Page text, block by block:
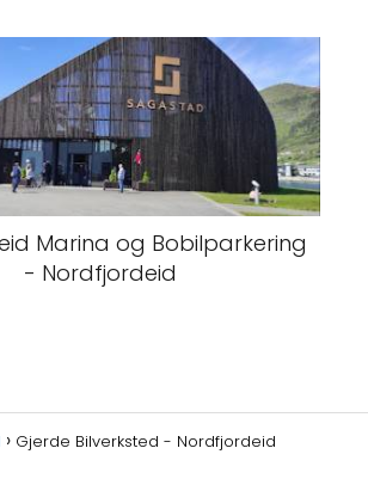
Marina og Bobilparkering
- Nordfjordeid
Gjerde Bilverksted - Nordfjordeid